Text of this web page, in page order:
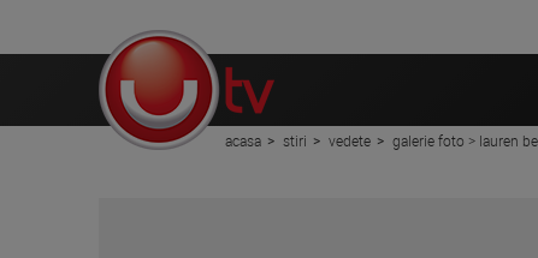
acasa stiri vedete galerie foto > lauren